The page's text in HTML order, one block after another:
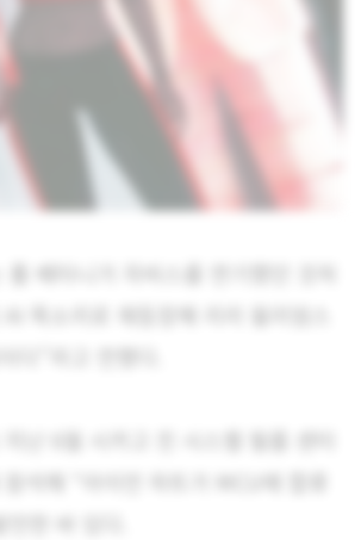
폴 베타니가 자비스를 연기했던 것처
AI 목소리로 재등장해 리리 윌리엄스
다”라고 전했다.
지난 6월 시카고 진 시스켈 필름 센터
참석해 “아이언 하트가 MCU에 합류
한 바 있다.